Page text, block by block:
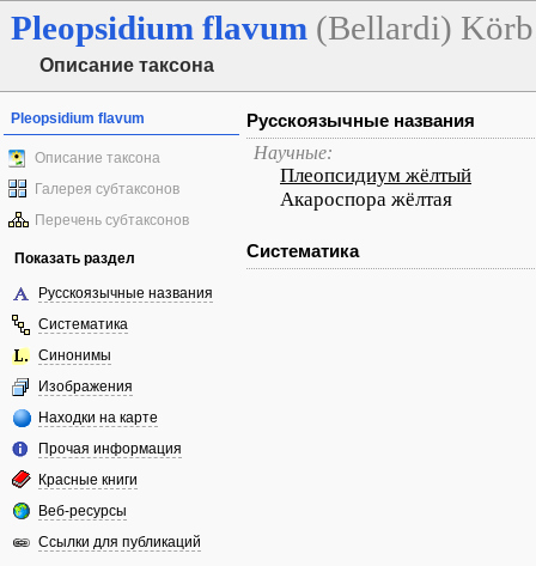
Pleopsidium flavum (Bellardi)
Описание таксона
Pleopsidium flavum
Описание таксона
Галерея субтаксонов
Перечень субтаксонов
Показать раздел
Русскоязычные названия
Систематика
Синонимы
Изображения
Находки на карте
Прочая информация
Красные книги
Веб-ресурсы
Ссылки для публикаций
Русскоязычные названия
Научные:
Плеопсидиум жёлтый
Акароспора жёлтая
Систематика